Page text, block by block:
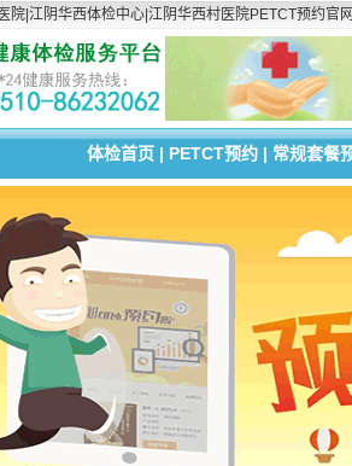
院|江阴华西体检中心|江阴华西村医院PETCT预约官
体检首页 | PETCT预约 | 常规套餐